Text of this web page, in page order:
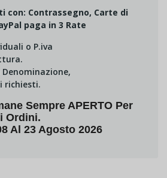
con: Contrassegno, Carte di
paga in 3 Rate
o P.iva
richiesti.
Sempre APERTO Per
Ordini.
Al 23 Agosto 2026